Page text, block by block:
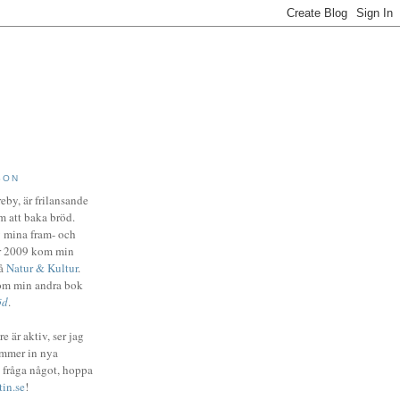
är frilansande
att baka bröd.
fram- och
2009 kom min
Natur & Kultur.
min andra bok
.
är aktiv, ser jag
in nya
något, hoppa
!